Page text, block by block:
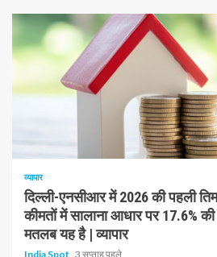
व्यापार
दिल्ली-एनसीआर में 2026 की पहली
कीमतों में सालाना आधार पर 17.6%
मतलब यह है | व्यापार
India Spot 3 सप्ताह पहले